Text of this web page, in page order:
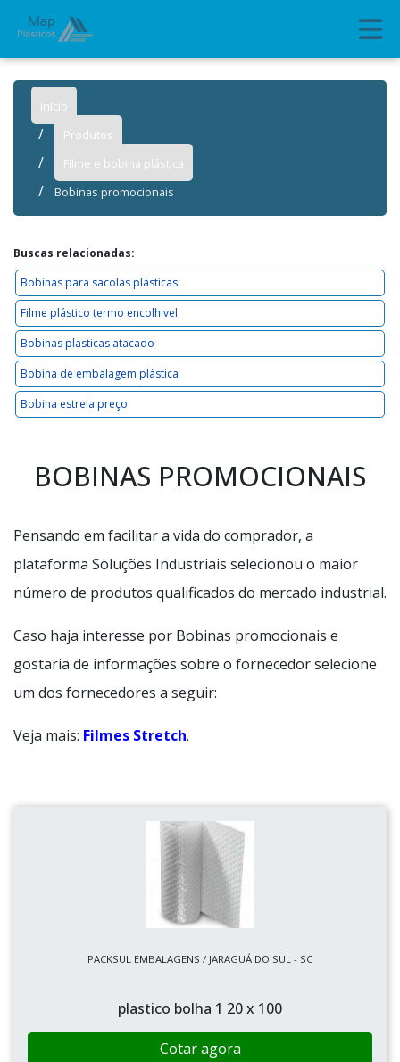
Início
Produtos
Filme e bobina plástica
Bobinas promocionais
Buscas relacionadas:
Bobinas para sacolas plásticas
Filme plástico termo encolhivel
Bobinas plasticas atacado
Bobina de embalagem plástica
Bobina estrela preço
BOBINAS PROMOCIONAIS
Pensando em facilitar a vida do comprador, a
plataforma Soluções Industriais selecionou o maior
número de produtos qualificados do mercado industrial.
Caso haja interesse por Bobinas promocionais e
gostaria de informações sobre o fornecedor selecione
um dos fornecedores a seguir:
Veja mais: Filmes Stretch.
PACKSUL EMBALAGENS / JARAGUÁ DO SUL - SC
plastico bolha 1 20 x 100
Cotar agora